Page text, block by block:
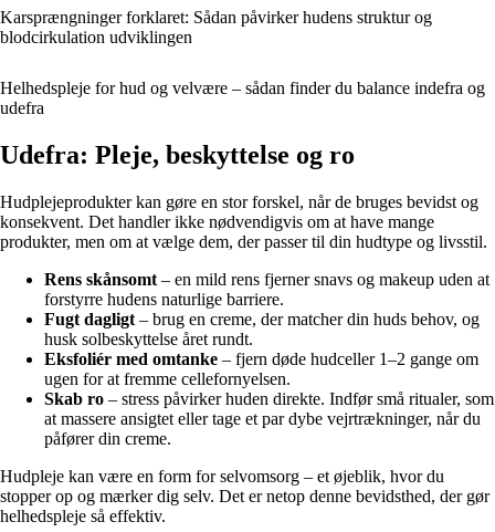
Karsprængninger forklaret: Sådan påvirker hudens struktur og
blodcirkulation udviklingen
Helhedspleje for hud og velvære – sådan finder du balance indefra og
udefra
Udefra: Pleje, beskyttelse og ro
Hudplejeprodukter kan gøre en stor forskel, når de bruges bevidst og
konsekvent. Det handler ikke nødvendigvis om at have mange
produkter, men om at vælge dem, der passer til din hudtype og livsstil.
Rens skånsomt – en mild rens fjerner snavs og makeup uden at
forstyrre hudens naturlige barriere.
Fugt dagligt – brug en creme, der matcher din huds behov, og
husk solbeskyttelse året rundt.
Eksfoliér med omtanke – fjern døde hudceller 1–2 gange om
ugen for at fremme cellefornyelsen.
Skab ro – stress påvirker huden direkte. Indfør små ritualer, som
at massere ansigtet eller tage et par dybe vejrtrækninger, når du
påfører din creme.
Hudpleje kan være en form for selvomsorg – et øjeblik, hvor du
stopper op og mærker dig selv. Det er netop denne bevidsthed, der gør
helhedspleje så effektiv.